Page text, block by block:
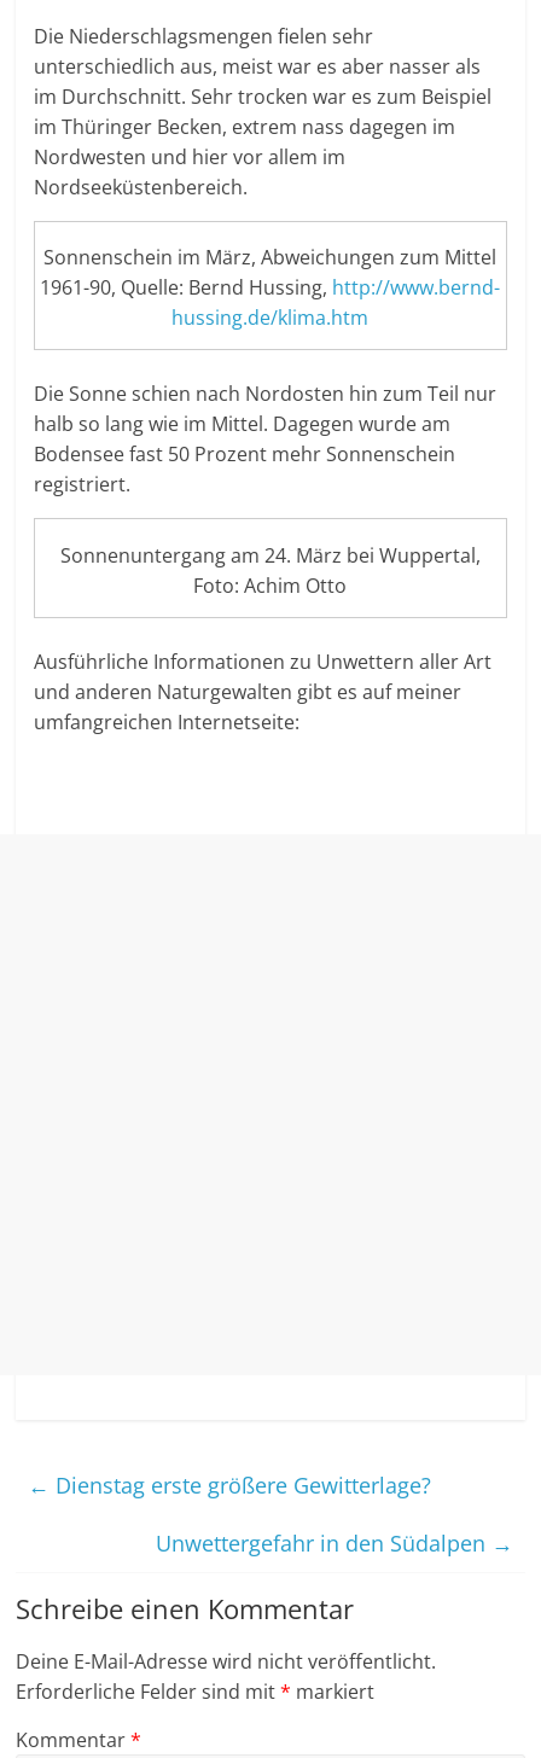
Die Niederschlagsmengen fielen sehr
unterschiedlich aus, meist war es aber nasser als
im Durchschnitt. Sehr trocken war es zum Beispiel
im Thüringer Becken, extrem nass dagegen im
Nordwesten und hier vor allem im
Nordseeküstenbereich.
Sonnenschein im März, Abweichungen zum Mittel
1961-90, Quelle: Bernd Hussing, http://www.bernd-
hussing.de/klima.htm
Die Sonne schien nach Nordosten hin zum Teil nur
halb so lang wie im Mittel. Dagegen wurde am
Bodensee fast 50 Prozent mehr Sonnenschein
registriert.
Sonnenuntergang am 24. März bei Wuppertal,
Foto: Achim Otto
Ausführliche Informationen zu Unwettern aller Art
und anderen Naturgewalten gibt es auf meiner
umfangreichen Internetseite:
← Dienstag erste größere Gewitterlage?
Unwettergefahr in den Südalpen →
Schreibe einen Kommentar
Deine E-Mail-Adresse wird nicht veröffentlicht.
Erforderliche Felder sind mit* markiert
Kommentar*